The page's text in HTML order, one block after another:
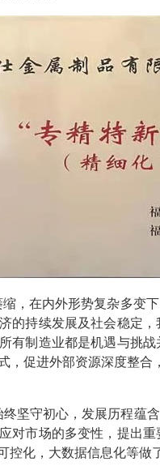
，在内外形势复杂多变
的持续发展及社会稳定
有制造业都是机遇与挑
，促进外部资源深度整
坚守初心，发展历程蕴
对市场的多变性，提出
化，大数据信息化等做